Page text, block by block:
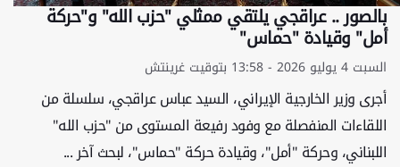
بالصور .. عراقجي يلتقي ممثلي "حزب الله" و"حركة
أمل" وقيادة "حماس"
السبت 4 يوليو 2026 - 13:58 بتوقيت غرينتش
أجرى وزير الخارجية الإيراني، السيد عباس عراقجي، سلسلة من
اللقاءات المنفصلة مع وفود رفيعة المستوى من "حزب الله"
اللبناني، وحركة "أمل"، وقيادة حركة "حماس"، لبحث آخر ...